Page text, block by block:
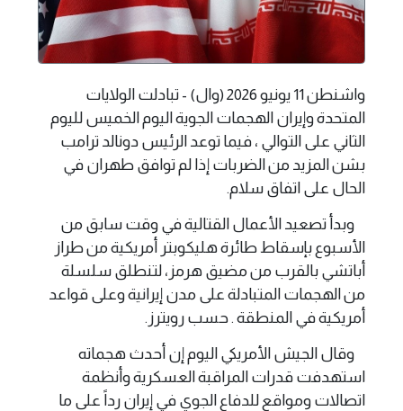
واشنطن 11 يونيو 2026 (وال) - تبادلت الولايات
المتحدة وإيران الهجمات الجوية اليوم الخميس لليوم
الثاني على التوالي ، فيما توعد الرئيس دونالد ترامب
بشن المزيد من الضربات إذا لم توافق طهران في
الحال على اتفاق سلام.
وبدأ تصعيد الأعمال القتالية ​في وقت سابق من
الأسبوع بإسقاط طائرة هليكوبتر أمريكية من طراز
أباتشي بالقرب من مضيق هرمز، لتنطلق سلسلة
من الهجمات المتبادلة على مدن إيرانية وعلى قواعد
‌أمريكية في المنطقة . حسب رويترز.
وقال الجيش الأمريكي اليوم إن أحدث هجماته
استهدفت قدرات المراقبة العسكرية وأنظمة
اتصالات ومواقع للدفاع الجوي في إيران رداً على ما